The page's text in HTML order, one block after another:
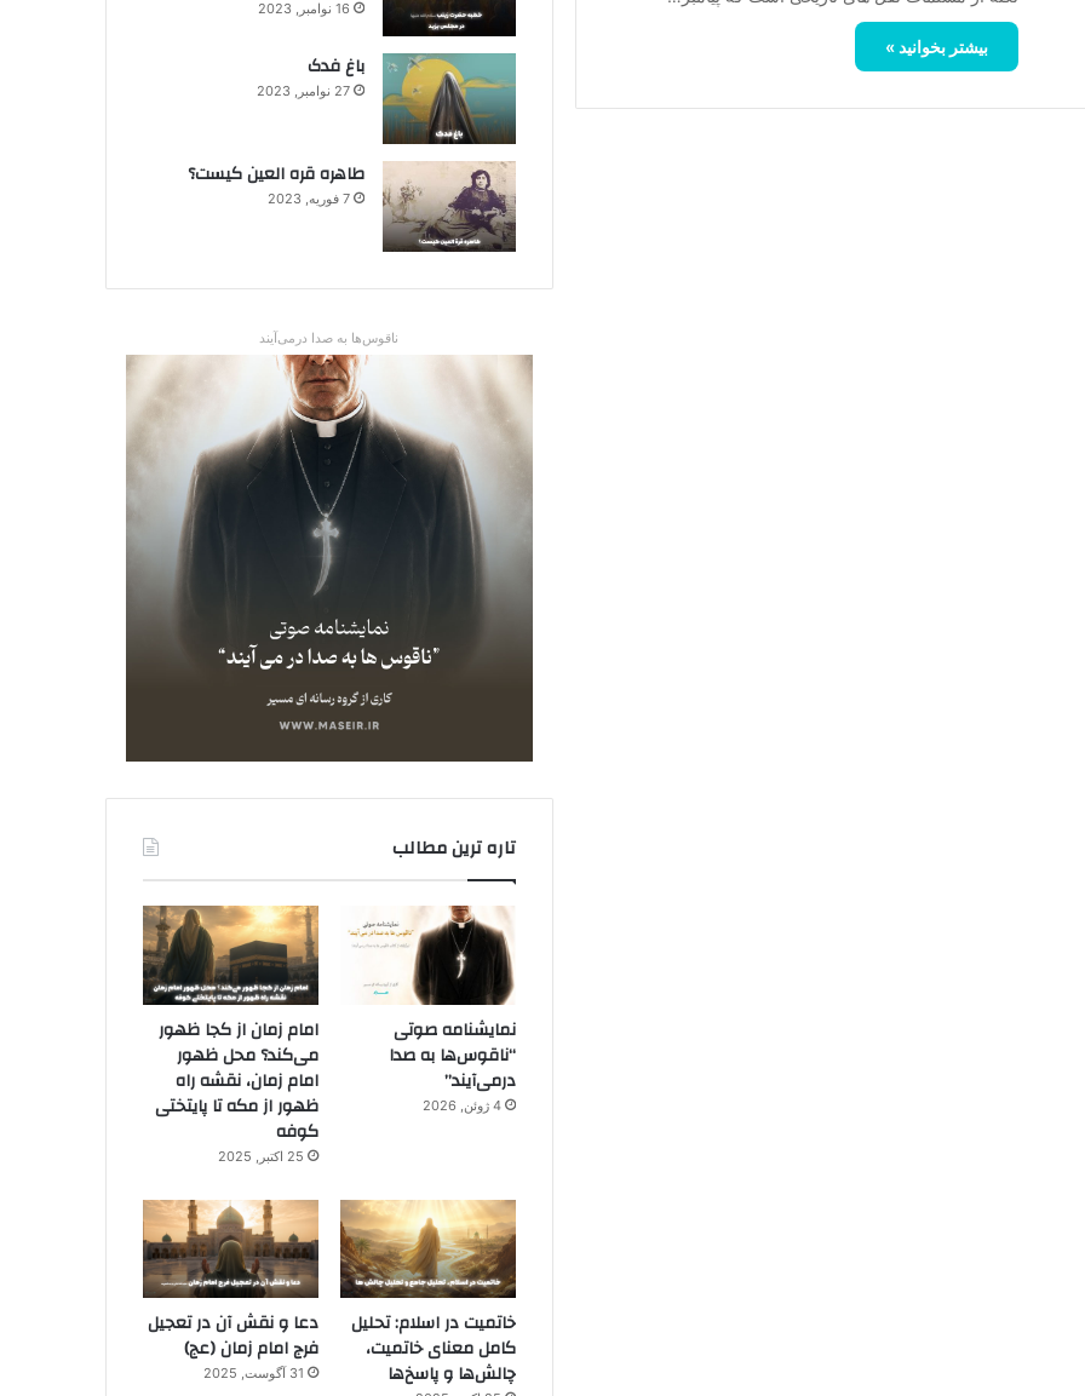
بیشتر بخوانید »
16 نوامبر, 2023
باغ فدک
27 نوامبر, 2023
طاهره قره العین کیست؟
7 فوریه, 2023
ناقوس‌ها به صدا در‌می‌آیند
تاره ترین مطالب
نمایشنامه صوتی
“ناقوس‌ها به صدا
در‌می‌آیند”
4 ژوئن, 2026
امام زمان از کجا ظهور
می‌کند؟ محل ظهور
امام زمان، نقشه راه
ظهور از مکه تا پایتختی
کوفه
25 اکتبر, 2025
خاتمیت در اسلام: تحلیل
کامل معنای خاتمیت،
چالش‌ها و پاسخ‌ها
دعا و نقش آن در تعجیل
فرج امام زمان (عج)
31 آگوست, 2025